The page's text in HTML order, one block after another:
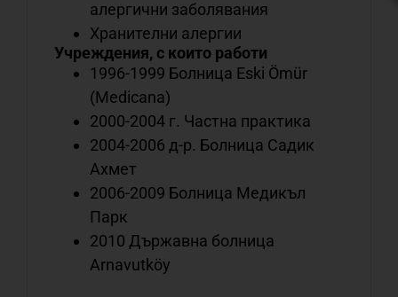
алергични заболявания
Хранителни алергии
Учреждения, с които работи
1996-1999 Болница Eski Ömür
(Medicana)
2000-2004 г. Частна практика
2004-2006 д-р. Болница Садик
Ахмет
2006-2009 Болница Медикъл
Парк
2010 Държавна болница
Arnavutköy